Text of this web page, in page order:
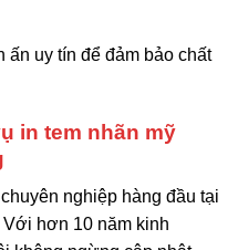
uy tín để đảm bảo chất
in tem nhãn mỹ
nghiệp hàng đầu tại
hơn 10 năm kinh